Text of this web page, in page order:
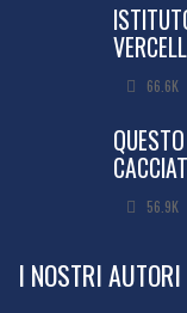
66.6K
56.9K
I NOSTRI AUTORI